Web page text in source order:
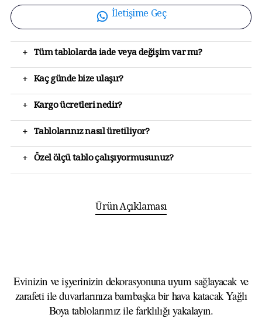
İletişime Geç
+ Tüm tablolarda iade veya değişim var mı?
+ Kaç günde bize ulaşır?
+ Kargo ücretleri nedir?
+ Tablolarınız nasıl üretiliyor?
+ Özel ölçü tablo çalışıyormusunuz?
Ürün Açıklaması
Evinizin ve işyerinizin dekorasyonuna uyum sağlayacak ve
zarafeti ile duvarlarınıza bambaşka bir hava katacak Yağlı
Boya tablolarımız ile farklılığı yakalayın.